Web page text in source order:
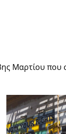
Μαρτίου